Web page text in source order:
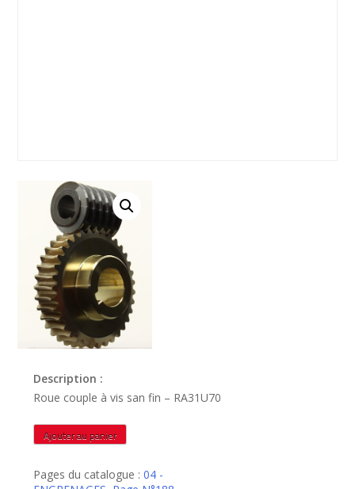
Description :
Roue couple à vis san fin – RA31U70
quantité
de
Ajouter au panier
Pages du catalogue :04 -